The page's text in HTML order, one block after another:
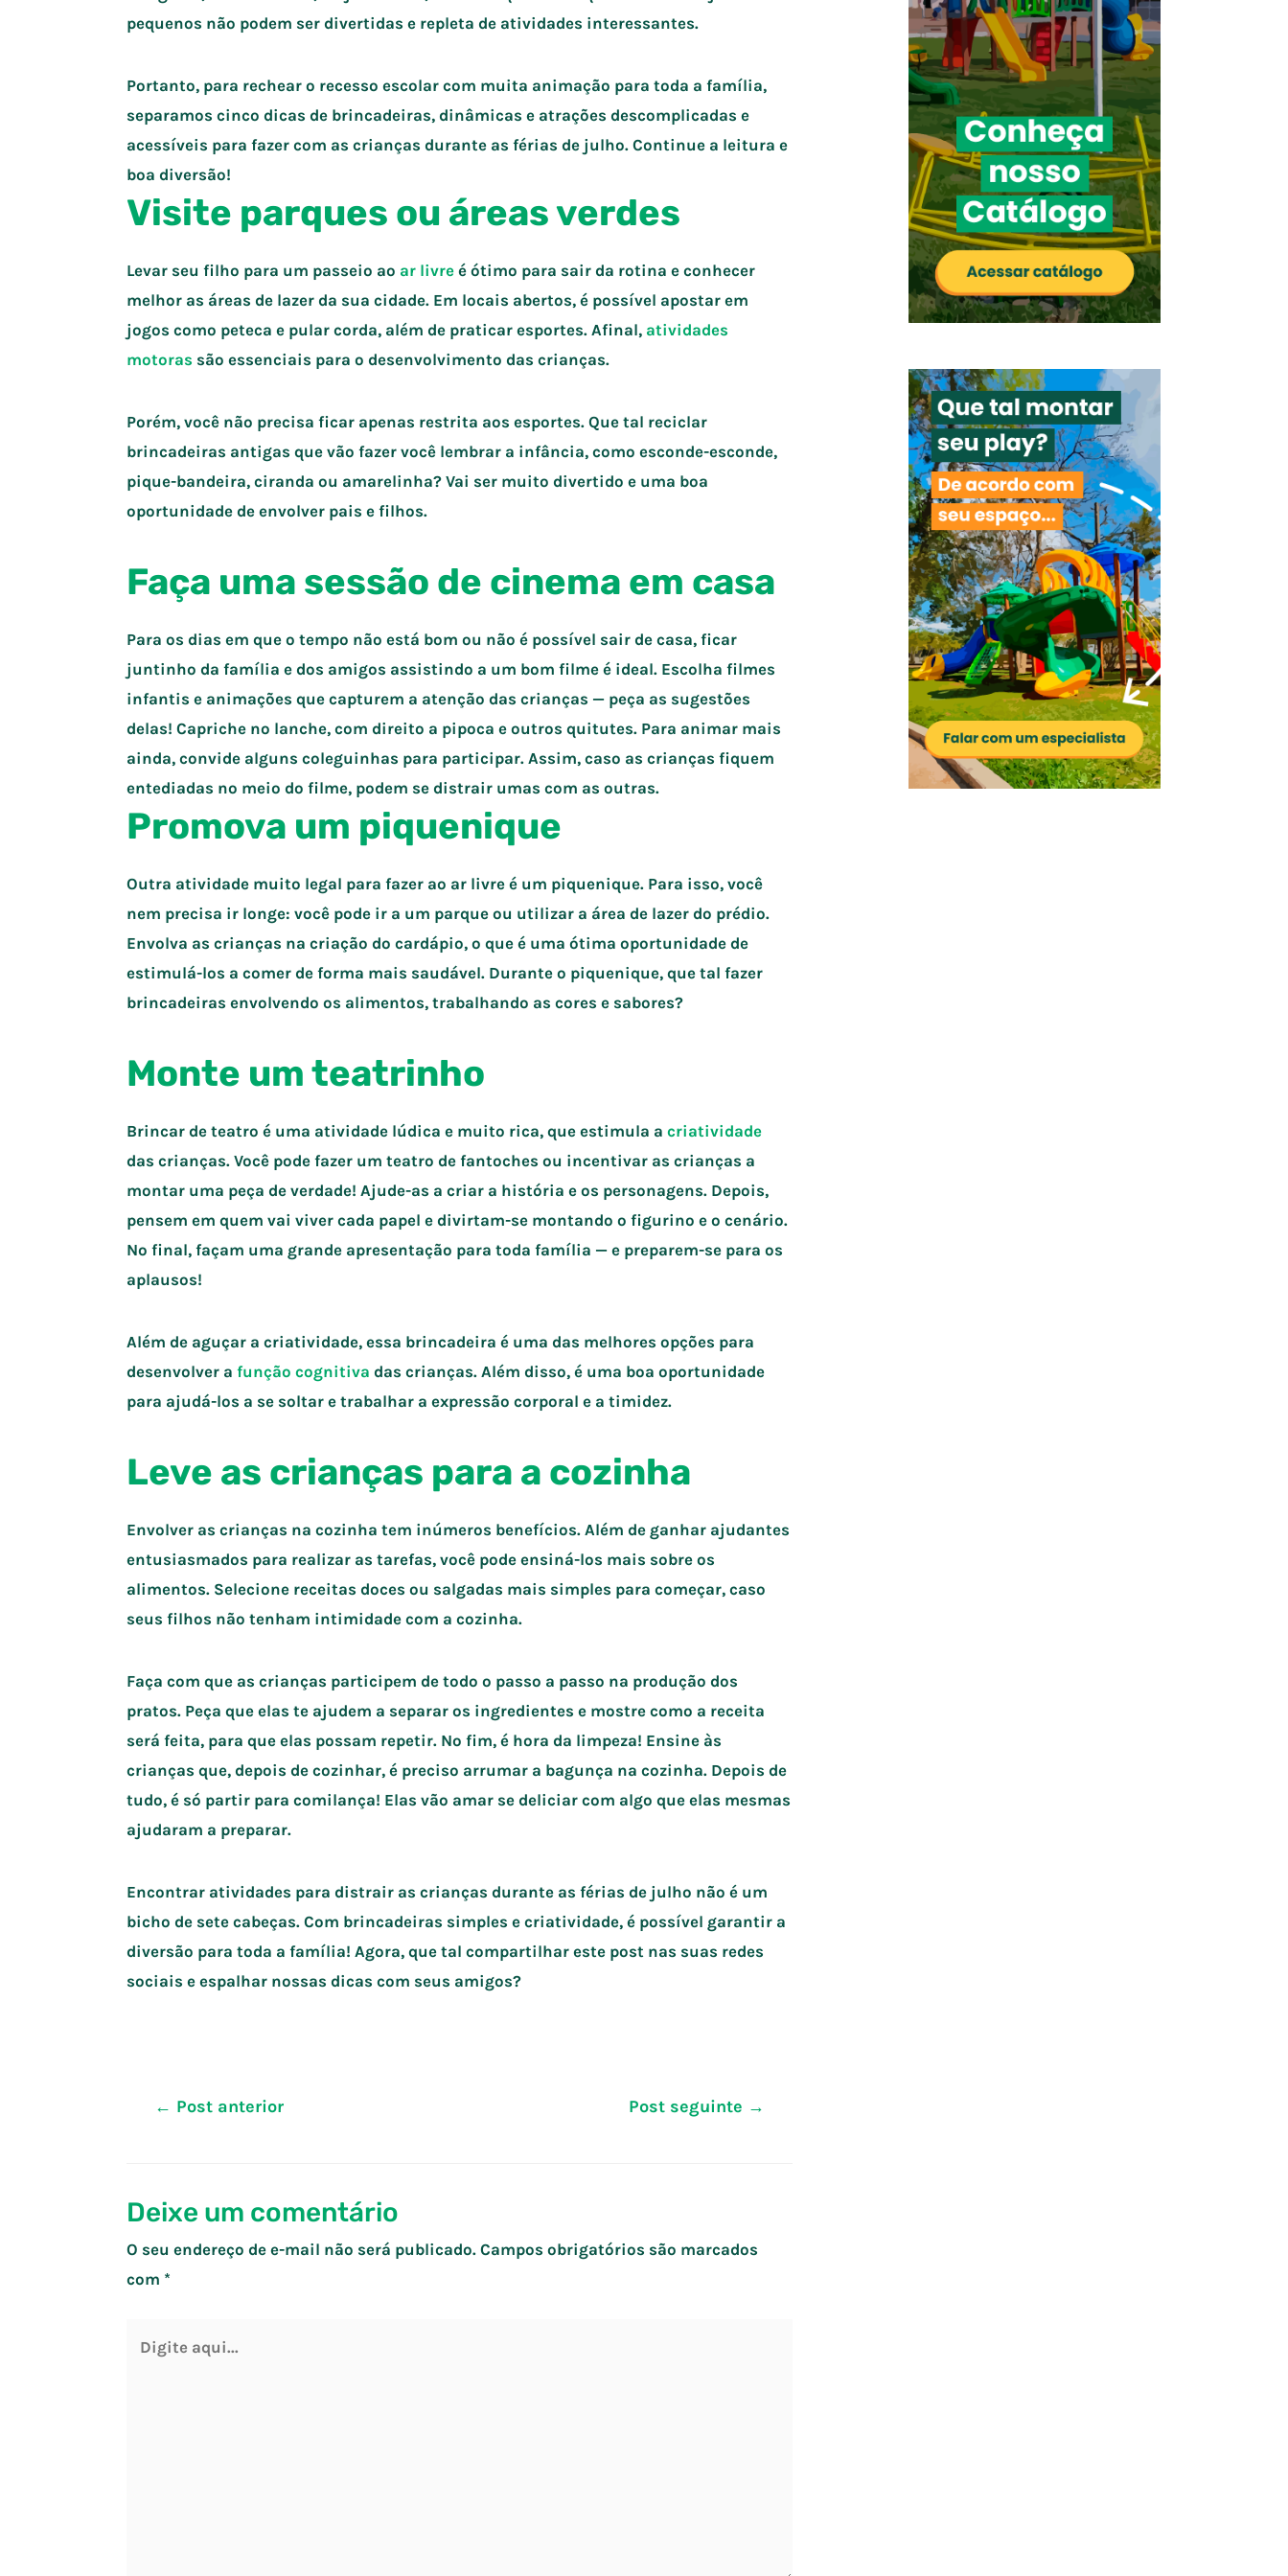
pequenos não podem ser divertidas e repleta de atividades interessantes.
Portanto, para rechear o recesso escolar com muita animação para toda a família,
separamos cinco dicas de brincadeiras, dinâmicas e atrações descomplicadas e
acessíveis para fazer com as crianças durante as férias de julho. Continue a leitura e
boa diversão!
Visite parques ou áreas verdes
Levar seu filho para um passeio ao ar livre é ótimo para sair da rotina e conhecer
melhor as áreas de lazer da sua cidade. Em locais abertos, é possível apostar em
jogos como peteca e pular corda, além de praticar esportes. Afinal, atividades
motoras são essenciais para o desenvolvimento das crianças.
Porém, você não precisa ficar apenas restrita aos esportes. Que tal reciclar
brincadeiras antigas que vão fazer você lembrar a infância, como esconde-esconde,
pique-bandeira, ciranda ou amarelinha? Vai ser muito divertido e uma boa
oportunidade de envolver pais e filhos.
Faça uma sessão de cinema em casa
Para os dias em que o tempo não está bom ou não é possível sair de casa, ficar
juntinho da família e dos amigos assistindo a um bom filme é ideal. Escolha filmes
infantis e animações que capturem a atenção das crianças — peça as sugestões
delas! Capriche no lanche, com direito a pipoca e outros quitutes. Para animar mais
ainda, convide alguns coleguinhas para participar. Assim, caso as crianças fiquem
entediadas no meio do filme, podem se distrair umas com as outras.
Promova um piquenique
Outra atividade muito legal para fazer ao ar livre é um piquenique. Para isso, você
nem precisa ir longe: você pode ir a um parque ou utilizar a área de lazer do prédio.
Envolva as crianças na criação do cardápio, o que é uma ótima oportunidade de
estimulá-los a comer de forma mais saudável. Durante o piquenique, que tal fazer
brincadeiras envolvendo os alimentos, trabalhando as cores e sabores?
Monte um teatrinho
Brincar de teatro é uma atividade lúdica e muito rica, que estimula a criatividade
das crianças. Você pode fazer um teatro de fantoches ou incentivar as crianças a
montar uma peça de verdade! Ajude-as a criar a história e os personagens. Depois,
pensem em quem vai viver cada papel e divirtam-se montando o figurino e o cenário.
No final, façam uma grande apresentação para toda família — e preparem-se para os
aplausos!
Além de aguçar a criatividade, essa brincadeira é uma das melhores opções para
desenvolver a função cognitiva das crianças. Além disso, é uma boa oportunidade
para ajudá-los a se soltar e trabalhar a expressão corporal e a timidez.
Leve as crianças para a cozinha
Envolver as crianças na cozinha tem inúmeros benefícios. Além de ganhar ajudantes
entusiasmados para realizar as tarefas, você pode ensiná-los mais sobre os
alimentos. Selecione receitas doces ou salgadas mais simples para começar, caso
seus filhos não tenham intimidade com a cozinha.
Faça com que as crianças participem de todo o passo a passo na produção dos
pratos. Peça que elas te ajudem a separar os ingredientes e mostre como a receita
será feita, para que elas possam repetir. No fim, é hora da limpeza! Ensine às
crianças que, depois de cozinhar, é preciso arrumar a bagunça na cozinha. Depois de
tudo, é só partir para comilança! Elas vão amar se deliciar com algo que elas mesmas
ajudaram a preparar.
Encontrar atividades para distrair as crianças durante as férias de julho não é um
bicho de sete cabeças. Com brincadeiras simples e criatividade, é possível garantir a
diversão para toda a família! Agora, que tal compartilhar este post nas suas redes
sociais e espalhar nossas dicas com seus amigos?
Navegação
← Post anterior Post seguinte →
Deixe um comentário
O seu endereço de e-mail não será publicado. Campos obrigatórios são marcados
com *
aqui...